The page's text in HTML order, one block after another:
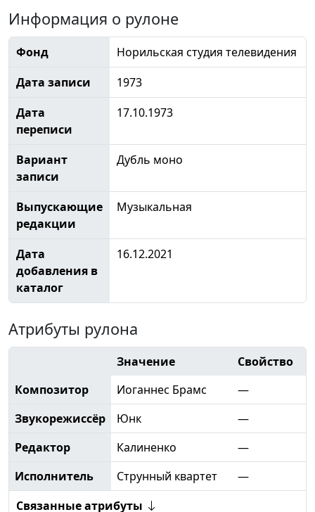
Информация о рулоне
Фонд
Норильская студия телевидения
Дата записи
1973
Дата
переписи
17.10.1973
Вариант
записи
Дубль моно
Выпускающие
редакции
Музыкальная
Дата
добавления в
каталог
16.12.2021
Атрибуты рулона
Значение
Свойство
Композитор
Иоганнес Брамс
—
Звукорежиссёр
Юнк
—
Редактор
Калиненко
—
Исполнитель
Струнный квартет
—
Связанные атрибуты